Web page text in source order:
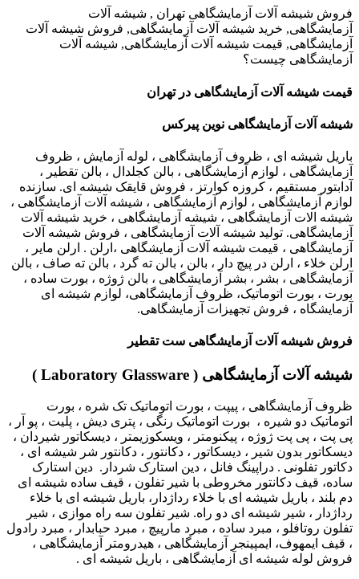
فروش شیشه آلات آزمایشگاهی تهران , شیشه آلات
آزمایشگاهی, خرید شیشه آلات آزمایشگاهی, فروش شیشه آلات
آزمایشگاهی, قیمت شیشه آلات آزمایشگاهی, شیشه آلات
آزمایشگاهی چیست؟
قیمت شیشه آلات آزمایشگاهی در تهران
شیشه آلات آزمایشگاهی نوین پیرکس
باریل شیشه ای ، ظروف آزمایشگاهی ، لوله آزمایش ، ظروف
آزمایشگاهی ، لوازم آزمایشگاهی ، بالن کجلدال ، بالن تقطیر ،
آدابتور مستقیم ، کروزه کوارتز ، فروش قایقک شیشه ای. سازنده
لوازم آزمایشگاهی ، لوازم آزمایشگاهی ، شیشه آلات آزمایشگاهی ،
شیشه الات آزمایشگاهی ، شیشه آزمایشگاهی ، خرید شیشه آلات
آزمایشگاهی. تولید شیشه آلات آزمایشگاهی ، فروش شیشه آلات
آزمایشگاهی ، قیمت شیشه آلات آزمایشگاهی ،ارلن . ارلن مایر ،
ارلن خلاء ، ارلن در پیچ دار ، بالن ، بالن ته گرد ، بالن ته صاف ، بالن
آزمایشگاهی ، بشر ، بشر آزمایشگاهی ، بالن ژوژه ، بورت ساده ،
بورت ، بورت اتوماتیک، ظروف آزمایشگاهی، لوازم شیشه ای
آزمایشگاه ، فروش تجهیزات آزمایشگاهی.
فروش شیشه آلات آزمایشگاهی ست تقطیر
شیشه آلات آزمایشگاهی ( Laboratory Glassware )
ظروف آزمایشگاهی ، پیپت ، بورت اتوماتیک تک شره ، بورت
اتوماتیک دو شیره ، بورت اتوماتیک رنگی ، پتری دیش ، پلیت ، پو آر ،
پی پت ، پی پت ژوژه ، پیکنومتر ، ویسکوزیمتر ، دیسکاتور شیردان ،
دیسکاتور بدون شیر ، دیسکاتور ، دکانتور ، دکانتور شر شیشه ای ،
دکاتور تفلونی . دراپینگ فانل ، دین استارک شردار. دین استارک
ساده، قیف دکانتور مخروطی با شیر تفلون ، قیف ساده شیشه ای
دم بلند ، باریل شیشه ای با خلاء رداژدار، باریل شیشه ای با خلاء
رداژدار ، شیر شیشه ای دو راه. شیر تفلون سه راه موازی ، شیر
تفلون روتافلو ، مبرد ساده ، مبرد مارپیچ ، مبرد حبابدار ، مبرد رادول
، قیف ایمهوف، ایمپینجر آزمایشگاهی ، هیدرومتر آزمایشگاهی ،
فروش لوله شیشه ای آزمایشگاهی ، باریل شیشه ای .